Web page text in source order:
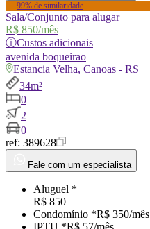
99% de similaridade
Sala/Conjunto para alugar
R$ 850/mês
ⓘCustos adicionais
avenida boqueirao
Estancia Velha, Canoas - RS
34m²
0
2
0
ref: 389628
Fale com um especialista
Aluguel *
R$ 850
Condomínio *R$ 350/mês